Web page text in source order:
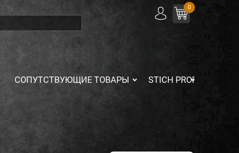
0
СОПУТСТВУЮЩИЕ ТОВАРЫ STICH PROFI